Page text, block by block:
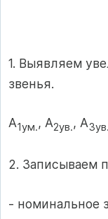
1. Выявляем
звенья.
А1ум., А2ув., А3ув.
2. Записываем
- номинальное